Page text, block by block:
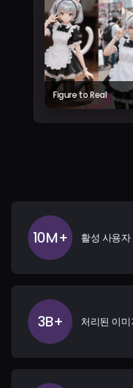
Figure to Real
10M+ 활성 사용자
3B+ 처리된 이미